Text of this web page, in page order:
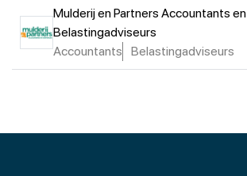
Mulderij en Partners Accountants en
Belastingadviseurs
Accountants
Belastingadviseurs